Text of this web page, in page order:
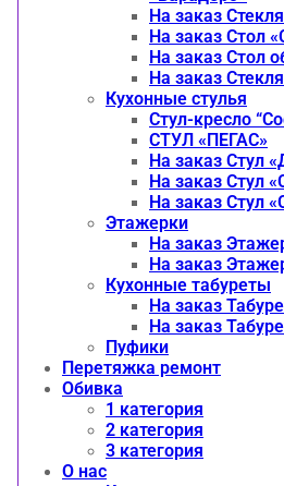
На заказ
На заказ Стол
На заказ Стол
На заказ
Кухонные стулья
Стул-кресло
CТУЛ «ПЕГАС»
На заказ Стул
На заказ Стул
На заказ Стул
Этажерки
На заказ
На заказ
Кухонные табуреты
На заказ
На заказ
Пуфики
Перетяжка ремонт
Обивка
1 категория
2 категория
3 категория
О нас